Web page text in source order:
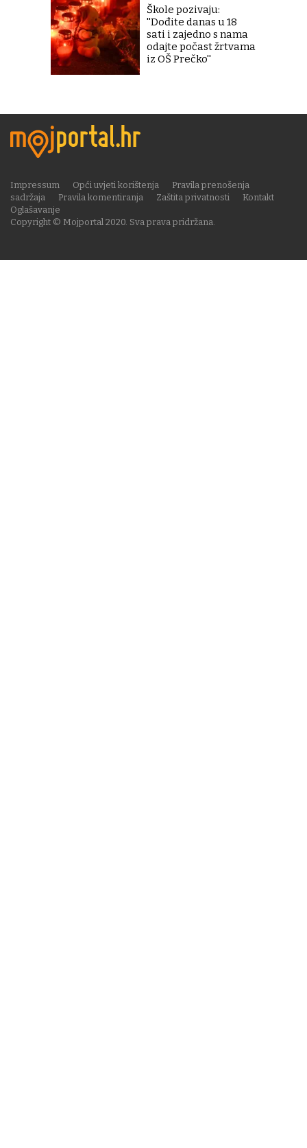
Škole pozivaju:
''Dođite danas u 18
sati i zajedno s nama
odajte počast žrtvama
iz OŠ Prečko''
Copyright © Mojportal 2020. Sva prava pridržana.
Impressum Opći uvjeti korištenja
Pravila prenošenja
sadržaja
Pravila komentiranja Zaštita privatnosti
Kontakt
Oglašavanje